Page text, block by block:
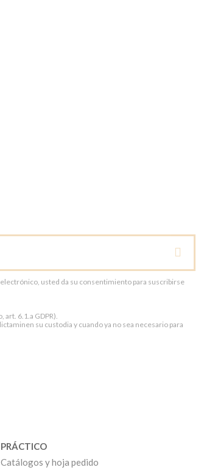
usted da su consentimiento para suscribirse
6.1.a GDPR).
su custodia y cuando ya no sea necesario para
PRÁCTICO
Catálogos y hoja pedido